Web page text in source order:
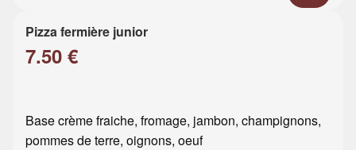
Pizza fermière junior
7.50 €
Base crème fraiche, fromage, jambon, champignons,
pommes de terre, oignons, oeuf